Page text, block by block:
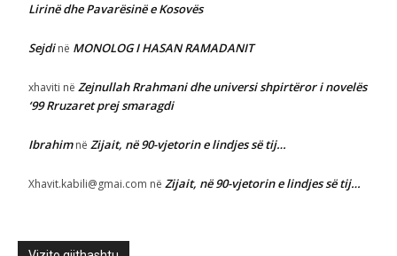
Lirinë dhe Pavarësinë e Kosovës
Sejdinë MONOLOG I HASAN RAMADANIT
xhaviti në Zejnullah Rrahmani dhe universi shpirtëror i novelës
‘99 Rruzaret prej smaragdi
Ibrahimnë Zijait, në 90-vjetorin e lindjes së tij…
Xhavit.kabili@gmai.com në Zijait, në 90-vjetorin e lindjes së tij…